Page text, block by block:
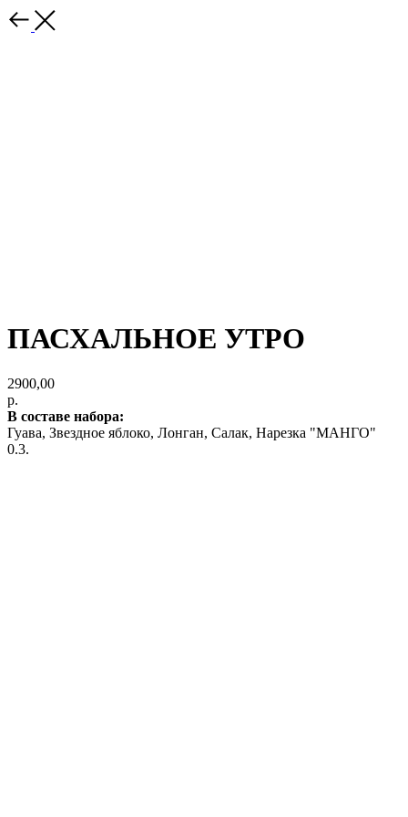
ПАСХАЛЬНОЕ УТРО
2900,00
р.
В составе набора:
Гуава, Звездное яблоко, Лонган, Салак, Нарезка "МАНГО"
0.3.